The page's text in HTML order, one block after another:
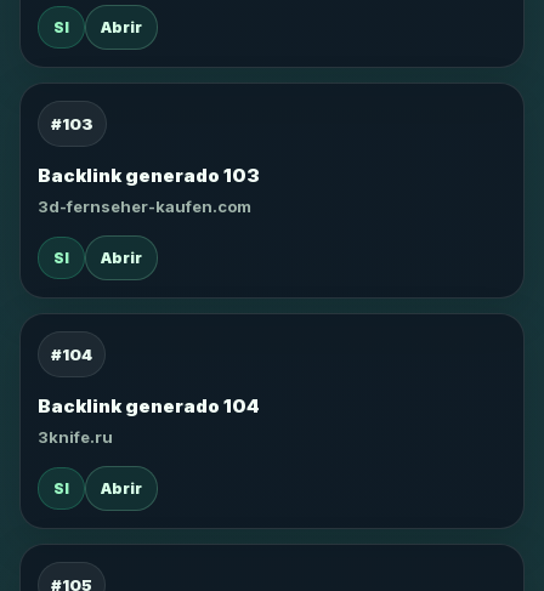
SI Abrir
#103
Backlink generado 103
3d-fernseher-kaufen.com
SI Abrir
#104
Backlink generado 104
3knife.ru
SI Abrir
#105